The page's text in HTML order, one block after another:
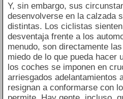
Y, sin embargo, sus
desenvolverse en la calzada
distintas. Los ciclistas
desventaja frente a los
menudo, son directamente
miedo de lo que pueda hacer
los coches se imponen en
arriesgados adelantamientos
resignan a conformarse con